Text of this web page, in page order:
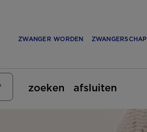
ZWANGER WORDEN ZWANGERSCHAP
zoeken afsluiten